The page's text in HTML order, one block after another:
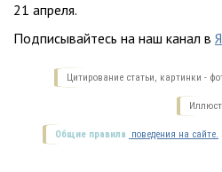
21 апреля.
Подписывайтесь на наш канал в
Цитирование статьи, картинки -
Общие правила поведения на сайте.